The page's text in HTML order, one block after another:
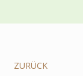
ZURÜCK